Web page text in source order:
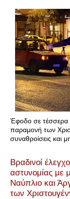
Έφοδο σε τέσσερα
παραμονή των
συναθροίσεις και
Βραδινοί
αστυνομίας με
Ναύπλιο και
των